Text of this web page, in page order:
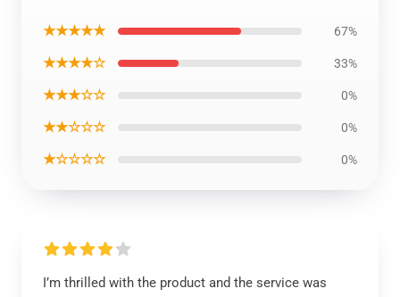
★★★★★ 67%
★★★★☆ 33%
★★★☆☆ 0%
★★☆☆☆ 0%
★☆☆☆☆ 0%
I’m thrilled with the product and the service was